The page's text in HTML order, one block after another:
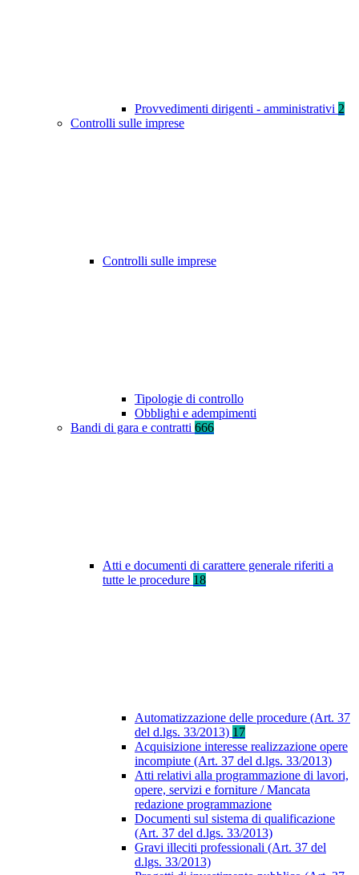
Provvedimenti dirigenti - amministrativi 2
Controlli sulle imprese
Controlli sulle imprese
Tipologie di controllo
Obblighi e adempimenti
Bandi di gara e contratti 666
Atti e documenti di carattere generale riferiti a
tutte le procedure 18
Automatizzazione delle procedure (Art. 37
del d.lgs. 33/2013) 17
Acquisizione interesse realizzazione opere
incompiute (Art. 37 del d.lgs. 33/2013)
Atti relativi alla programmazione di lavori,
opere, servizi e forniture / Mancata
redazione programmazione
Documenti sul sistema di qualificazione
(Art. 37 del d.lgs. 33/2013)
Gravi illeciti professionali (Art. 37 del
d.lgs. 33/2013)